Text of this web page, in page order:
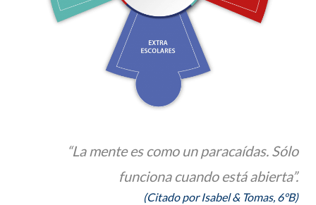
“La mente es como un paracaídas. Sólo
funciona cuando está abierta”.
(Citado por Isabel & Tomas, 6°B)